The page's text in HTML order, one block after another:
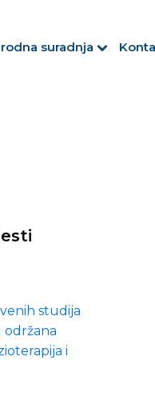
suradnja
studija
održana
i